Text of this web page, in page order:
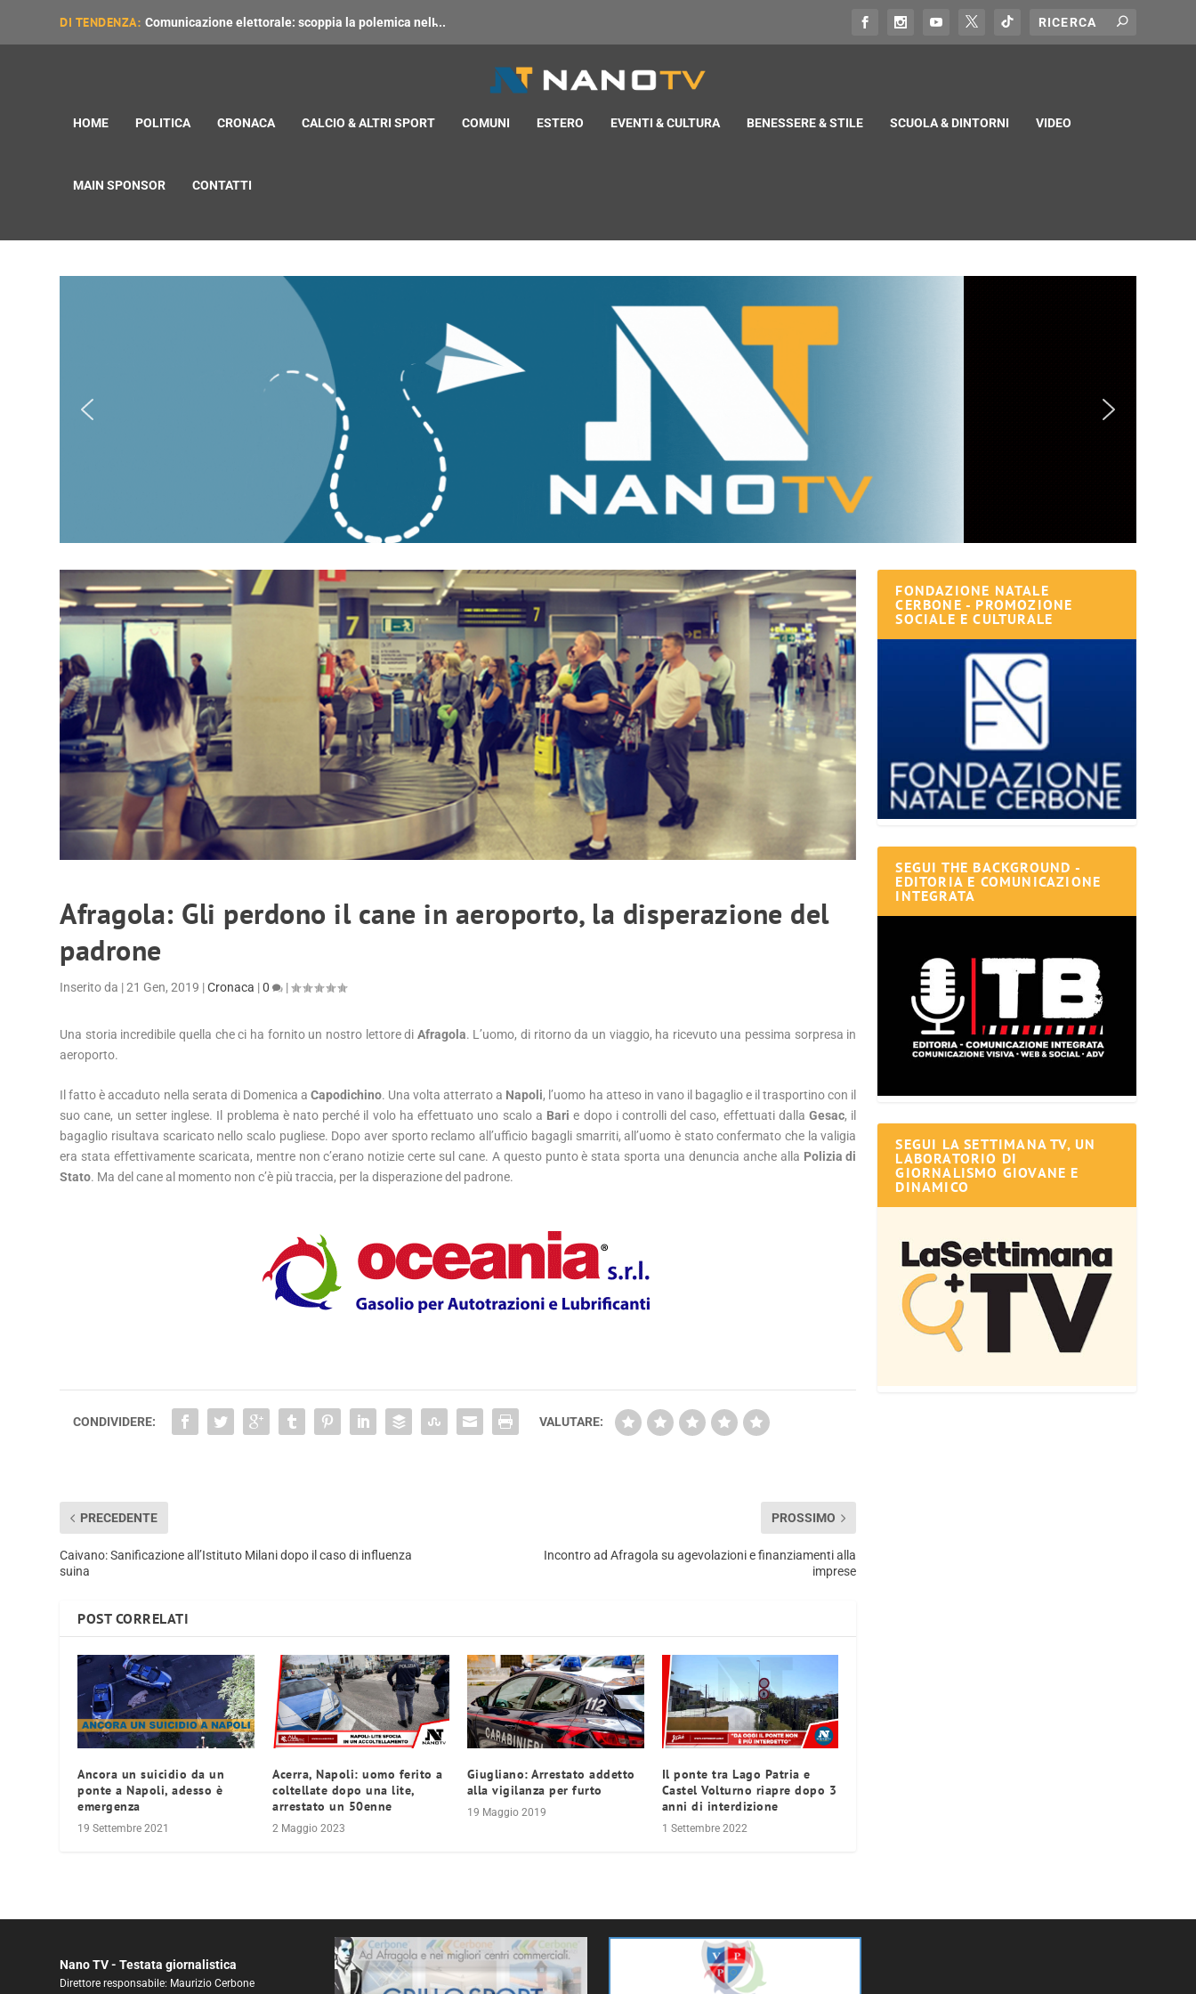
DI TENDENZA: Comunicazione elettorale: scoppia la polemica nell̵...
HOME POLITICA CRONACA CALCIO & ALTRI SPORT COMUNI ESTERO EVENTI & CULTURA BENESSERE & STILE SCUOLA & DINTORNI VIDEO
MAIN SPONSOR CONTATTI
Afragola: Gli perdono il cane in aeroporto, la disperazione del
padrone
Inserito da |21 Gen, 2019 |Cronaca |0 |
Una storia incredibile quella che ci ha fornito un nostro lettore di Afragola. L’uomo, di ritorno da un viaggio, ha ricevuto una pessima sorpresa in
aeroporto.
Il fatto è accaduto nella serata di Domenica a Capodichino. Una volta atterrato a Napoli, l’uomo ha atteso in vano il bagaglio e il trasportino con il
suo cane, un setter inglese. Il problema è nato perché il volo ha effettuato uno scalo a Bari e dopo i controlli del caso, effettuati dallaGesac, il
bagaglio risultava scaricato nello scalo pugliese. Dopo aver sporto reclamo all’ufficio bagagli smarriti, all’uomo è stato confermato che la valigia
era stata effettivamente scaricata, mentre non c’erano notizie certe sul cane. A questo punto è stata sporta una denuncia anche alla Polizia di
Stato. Ma del cane al momento non c’è più traccia, per la disperazione del padrone.
CONDIVIDERE: VALUTARE:
PRECEDENTE
Caivano: Sanificazione all’Istituto Milani dopo il caso di influenza
suina
PROSSIMO
Incontro ad Afragola su agevolazioni e finanziamenti alla
imprese
POST CORRELATI
Ancora un suicidio da un
ponte a Napoli, adesso è
emergenza
19 Settembre 2021
Acerra, Napoli: uomo ferito a
coltellate dopo una lite,
arrestato un 50enne
2 Maggio 2023
Giugliano: Arrestato addetto
alla vigilanza per furto
19 Maggio 2019
Il ponte tra Lago Patria e
Castel Volturno riapre dopo 3
anni di interdizione
1 Settembre 2022
FONDAZIONE NATALE
CERBONE - PROMOZIONE
SOCIALE E CULTURALE
SEGUI THE BACKGROUND -
EDITORIA E COMUNICAZIONE
INTEGRATA
SEGUI LA SETTIMANA TV, UN
LABORATORIO DI
GIORNALISMO GIOVANE E
DINAMICO
Nano TV - Testata giornalistica
Direttore responsabile: Maurizio Cerbone